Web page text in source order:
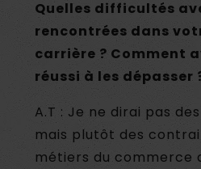
Quelles difficultés
rencontrées dans
carrière ? Comment
réussi à les dépasser
A.T : Je ne dirai pas
mais plutôt des
métiers du commerce